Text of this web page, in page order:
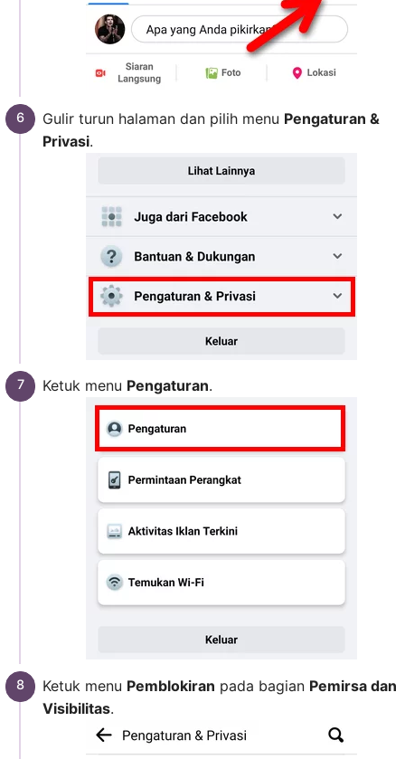
Gulir turun halaman dan pilih menu Pengaturan &
Privasi.
Ketuk menu Pengaturan.
Ketuk menu Pemblokiran pada bagian Pemirsa dan
Visibilitas.